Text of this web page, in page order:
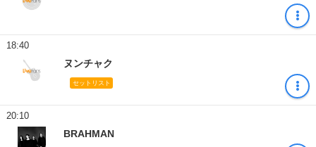
18:40
ヌンチャク
セットリスト
20:10
BRAHMAN